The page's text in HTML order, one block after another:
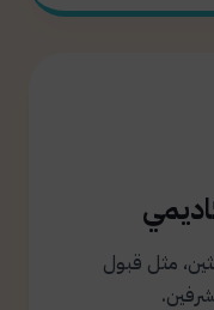
مثل قبول